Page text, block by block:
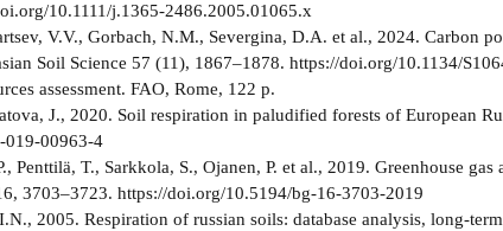
10.1111/j.1365-2486.2005.01065.x
V.V., Gorbach, N.M., Severgina, D.A. et al., 2024. Carbon
Soil Science 57 (11), 1867–1878. https://doi.org/10.1134/
assessment. FAO, Rome, 122 p.
J., 2020. Soil respiration in paludified forests of European
019-00963-4
Penttilä, T., Sarkkola, S., Ojanen, P. et al., 2019. Greenhouse
3703–3723. https://doi.org/10.5194/bg-16-3703-2019
2005. Respiration of russian soils: database analysis, long-